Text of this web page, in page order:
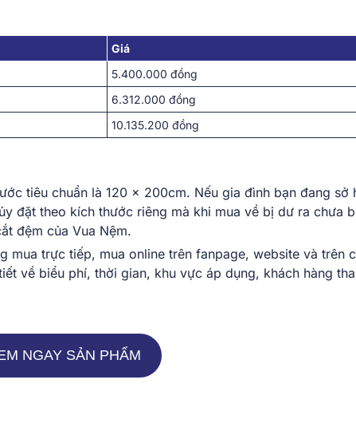
Giá
5.400.000 đồng
6.312.000 đồng
10.135.200 đồng
tiêu chuẩn là 120 x 200cm. Nếu gia đình bạn đang sở
đặt theo kích thước riêng mà khi mua về bị dư ra chưa
đệm của Vua Nệm.
mua trực tiếp, mua online trên fanpage, website và trên
về biểu phí, thời gian, khu vực áp dụng, khách hàng
NGAY SẢN PHẨM